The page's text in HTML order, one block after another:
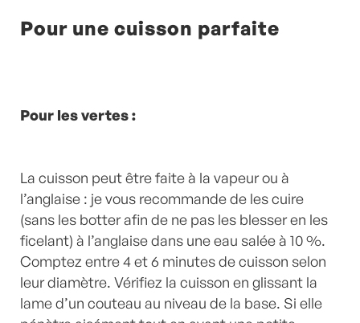
Pour une cuisson parfaite
Pour les vertes :
La cuisson peut être faite à la vapeur ou à
l’anglaise : je vous recommande de les cuire
(sans les botter afin de ne pas les blesser en les
ficelant) à l’anglaise dans une eau salée à 10 %.
Comptez entre 4 et 6 minutes de cuisson selon
leur diamètre. Vérifiez la cuisson en glissant la
lame d’un couteau au niveau de la base. Si elle